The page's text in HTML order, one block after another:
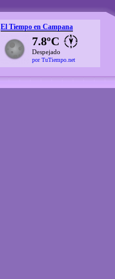
El Tiempo en Campana
7.8ºC
Despejado
por TuTiempo.net